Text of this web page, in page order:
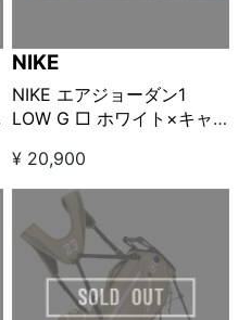
NIKE
NIKE エアジョーダン1
LOW G □ ホワイト×キャ
¥ 20,900